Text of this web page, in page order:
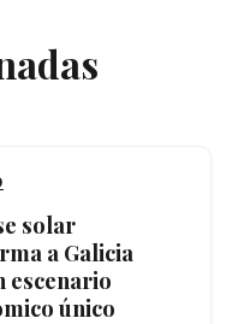
solar
a Galicia
escenario
único